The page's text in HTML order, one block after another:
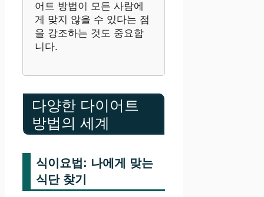
어트 방법이 모든 사람에
게 맞지 않을 수 있다는 점
을 강조하는 것도 중요합
니다.
다양한 다이어트
방법의 세계
식이요법: 나에게 맞는
식단 찾기